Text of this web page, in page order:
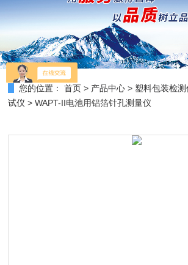
您的位置： 首页 > 产品中心 > 塑料包装检测
试仪 > WAPT-II电池用铝箔针孔测量仪